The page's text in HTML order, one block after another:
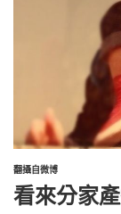
翻攝自微博
看來分家